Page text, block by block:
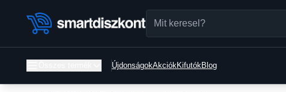
ÚjdonságokAkciókKifutókBlog